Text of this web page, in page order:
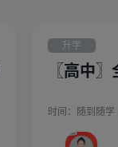
升学
〖高中
时间： 随到随学